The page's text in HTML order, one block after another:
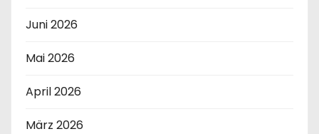
Juni 2026
Mai 2026
April 2026
März 2026